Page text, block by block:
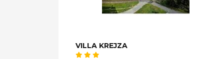
VILLA KREJZA